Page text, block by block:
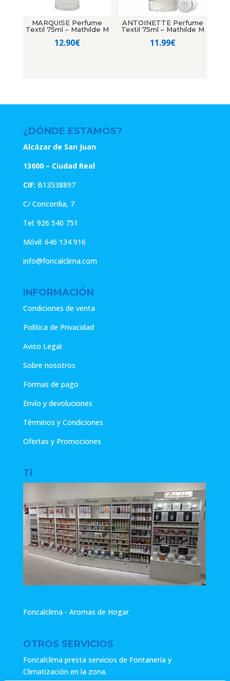
MARQUISE Perfume
Textil 75ml – Mathilde M
12.90€
ANTOINETTE Perfume
Textil 75ml – Mathilde M
11.99€
¿DÓNDE ESTAMOS?
Alcázar de San Juan
13600 – Ciudad Real
CIF: B13538897
C/ Concordia, 7
Tel: 926 540 751
Móvil: 646 134 916
info@foncalclima.com
INFORMACIÓN
Condiciones de venta
Política de Privacidad
Aviso Legal
Sobre nosotros
Formas de pago
Envío y devoluciones
Términos y Condiciones
Ofertas y Promociones
Ti
Foncalclima - Aromas de Hogar
OTROS SERVICIOS
Foncalclima presta servicios de Fontanería y
Climatización en la zona.